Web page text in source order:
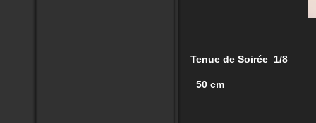
Tenue de Soirée 1/8
50 cm